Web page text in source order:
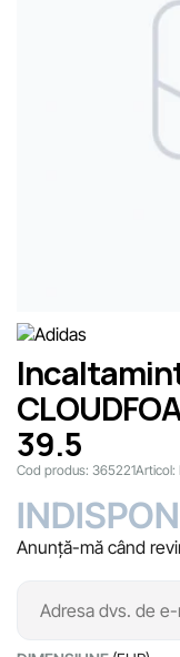
39.5
Cod produs: 365221Articol:
Anunță-mă când